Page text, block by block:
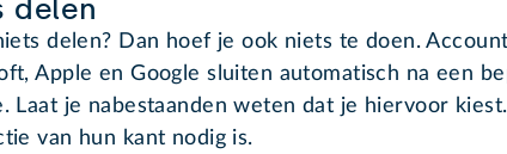
delen
delen? Dan hoef je ook niets te doen.
Apple en Google sluiten automatisch na een
Laat je nabestaanden weten dat je hiervoor
van hun kant nodig is.